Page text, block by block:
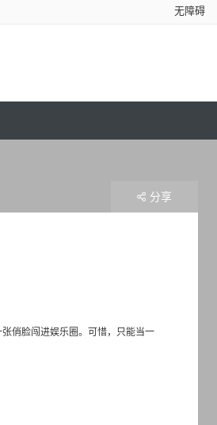
无障碍
俏脸闯进娱乐圈。可惜，只能当一
分享